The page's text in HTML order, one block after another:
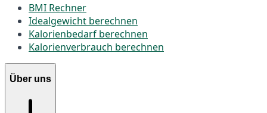
BMI Rechner
Idealgewicht berechnen
Kalorienbedarf berechnen
Kalorienverbrauch berechnen
Über uns